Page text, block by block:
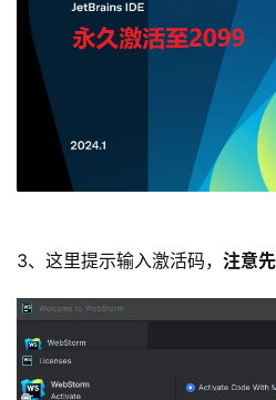
3、这里提示输入激活码， 注意